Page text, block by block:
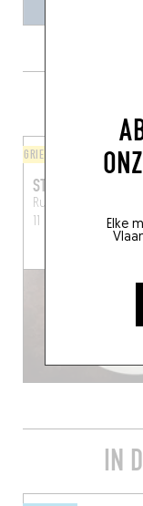
Elke
MEER
GRIEKS
STROFILIA
Rue du Marché aux
11 Brussel (1000)
IN